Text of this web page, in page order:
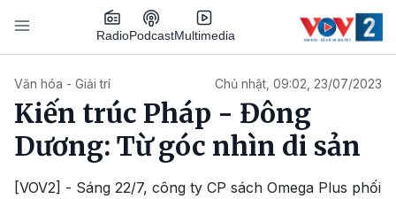
Nhảy đến nội dung
RadioPodcastMultimedia
Văn hóa - Giải trí Chủ nhật, 09:02, 23/07/2023
Kiến trúc Pháp - Đông
Dương: Từ góc nhìn di sản
[VOV2] - Sáng 22/7, công ty CP sách Omega Plus phối